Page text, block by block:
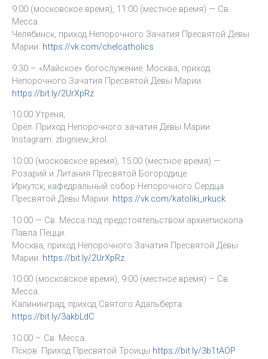
9:00 (московское время), 11:00 (местное время) — Св.
Месса.
Челябинск, приход Непорочного Зачатия Пресвятой Девы
Марии. https://vk.com/chelcatholics
9:30 – «Майское» богослужение. Москва, приход
Непорочного Зачатия Пресвятой Девы Марии.
https://bit.ly/2UrXpRz
10.00 Утреня,
Орёл. Приход Непорочного зачатия Девы Марии
Instagram: zbigniew_krol
10:00 (московское время), 15:00 (местное время) —
Розарий и Литания Пресвятой Богородице.
Иркутск, кафедральный собор Непорочного Сердца
Пресвятой Девы Марии: https://vk.com/katoliki_irkuck
10:00 — Св. Месса под предстоятельством архиепископа
Павла Пецци.
Москва, приход Непорочного Зачатия Пресвятой Девы
Марии. https://bit.ly/2UrXpRz
10:00 (московское время), 9:00 (местное время) – Св.
Месса.
Калининград, приход Святого Адальберта.
https://bit.ly/3akbLdC
10.00 – Св. Месса.
Псков. Приход Пресвятой Троицы https://bit.ly/3b1tAOP